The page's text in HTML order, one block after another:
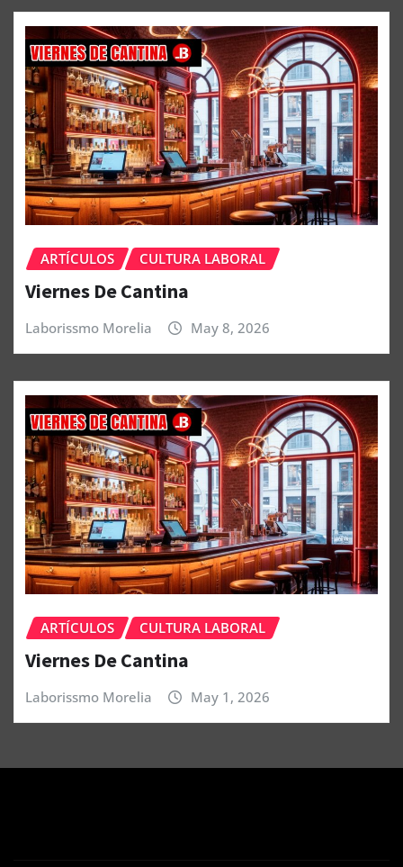
ARTÍCULOS CULTURA LABORAL
Viernes De Cantina
Laborissmo Morelia May 8, 2026
ARTÍCULOS CULTURA LABORAL
Viernes De Cantina
Laborissmo Morelia May 1, 2026